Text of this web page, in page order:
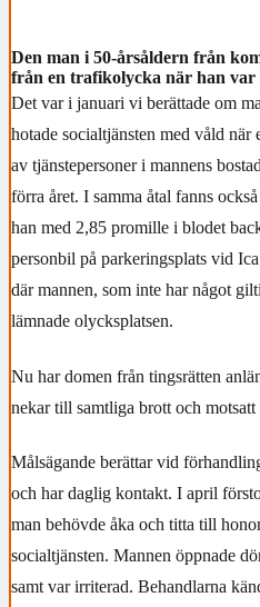
Den man i 50-årsåldern från
från en trafikolycka när han
Det var i januari vi berättade om
hotade socialtjänsten med våld när
av tjänstepersoner i mannens
förra året. I samma åtal fanns
han med 2,85 promille i blodet
personbil på parkeringsplats vid
där mannen, som inte har något
lämnade olycksplatsen.
Nu har domen från tingsrätten
nekar till samtliga brott och
Målsägande berättar vid
och har daglig kontakt. I april
man behövde åka och titta till
socialtjänsten. Mannen öppnade
samt var irriterad. Behandlarna